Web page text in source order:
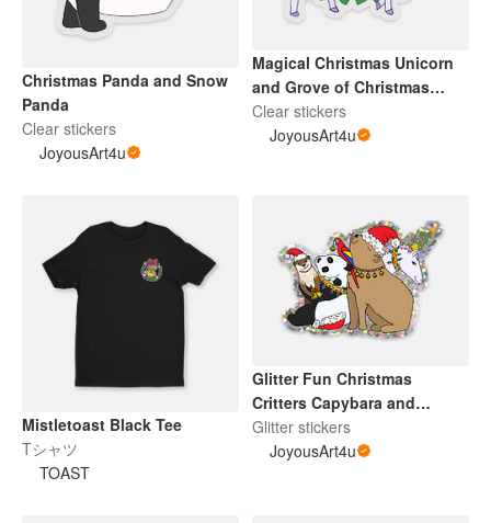
Christmas Panda and Snow
Panda
Clear stickers
JoyousArt4u
Magical Christmas Unicorn
and Grove of Christmas
Trees
Clear stickers
JoyousArt4u
Mistletoast Black Tee
Tシャツ
TOAST
Glitter Fun Christmas
Critters Capybara and
Others
Glitter stickers
JoyousArt4u